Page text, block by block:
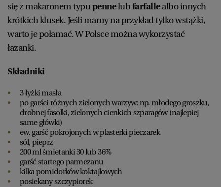
się z makaronem typupennelubfarfallealbo innych
krótkich klusek. Jeśli mamy na przykład tylko wstążki,
warto je połamać. W Polsce można wykorzystać
łazanki.
Składniki
3 łyżki masła
po garści różnych zielonych warzyw: np. młodego groszku,
drobnej fasolki, zielonych cienkich szparagów (najlepiej
same główki)
ew. garść pokrojonych w plasterki pieczarek
sól, pieprz
200 ml śmietanki 30 lub 36%
garść startego parmezanu
kilka pomidorków koktajlowych
posiekany szczypiorek